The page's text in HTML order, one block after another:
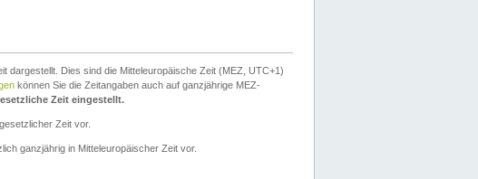
dargestellt. Dies sind die Mitteleuropäische Zeit (MEZ, UTC+1)
können Sie die Zeitangaben auch auf ganzjährige MEZ-
Zeit eingestellt.
Zeit vor.
ganzjährig in Mitteleuropäischer Zeit vor.